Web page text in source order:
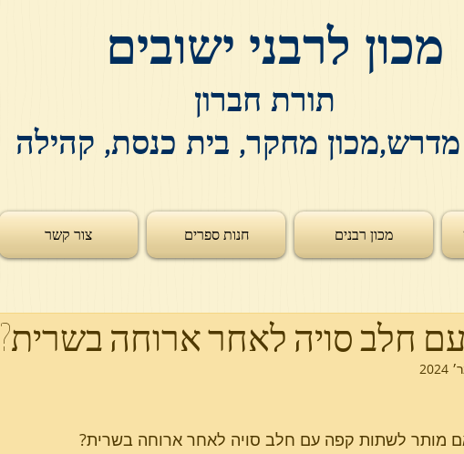
מכון לרבני ישובים
תורת חברון
מחקר, בית כנסת, קהילה
מכון רבנים חנות ספרים צור קשר
חלב סויה לאחר ארוחה בשרית?
מותר לשתות קפה עם חלב סויה לאחר ארוחה בשרית?